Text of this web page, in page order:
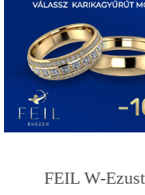
FEIL W-